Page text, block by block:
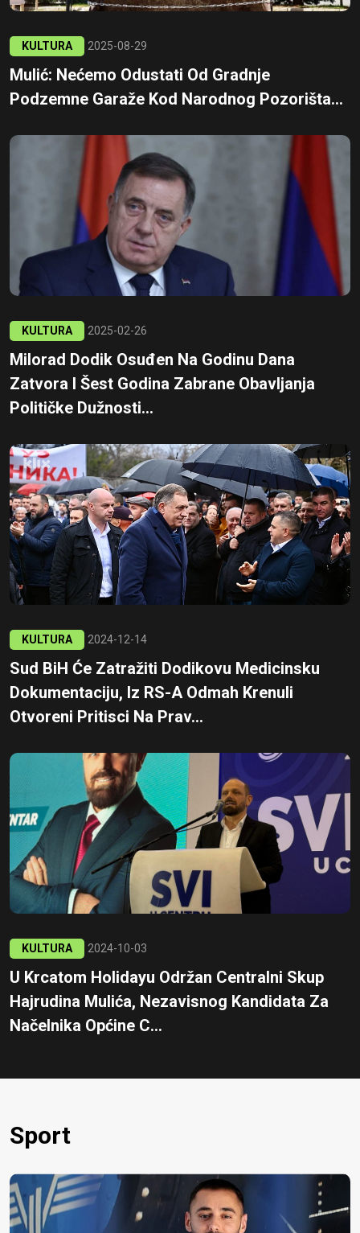
KULTURA 2025-08-29
Mulić: Nećemo Odustati Od Gradnje
Podzemne Garaže Kod Narodnog Pozorišta...
KULTURA 2025-02-26
Milorad Dodik Osuđen Na Godinu Dana
Zatvora I Šest Godina Zabrane Obavljanja
Političke Dužnosti...
KULTURA 2024-12-14
Sud BiH Će Zatražiti Dodikovu Medicinsku
Dokumentaciju, Iz RS-A Odmah Krenuli
Otvoreni Pritisci Na Prav...
KULTURA 2024-10-03
U Krcatom Holidayu Održan Centralni Skup
Hajrudina Mulića, Nezavisnog Kandidata Za
Načelnika Općine C...
Sport